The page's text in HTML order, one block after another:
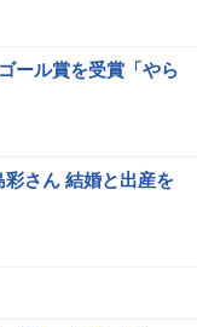
ール賞を受賞「やら
さん 結婚と出産を